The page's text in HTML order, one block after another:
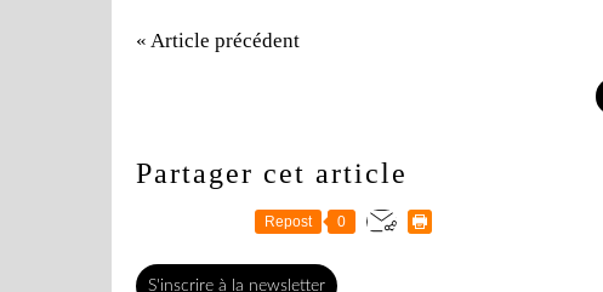
« Article précédent
Partager cet article
Repost 0
S'inscrire à la newsletter